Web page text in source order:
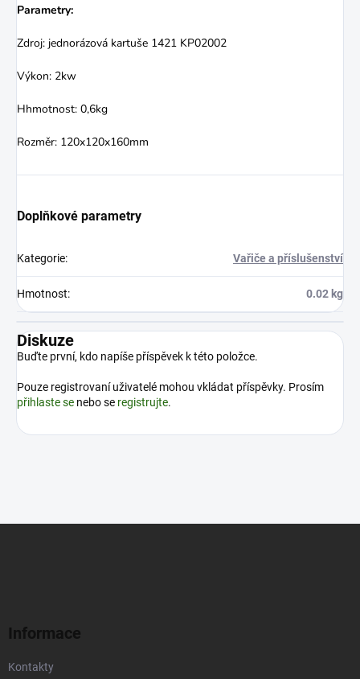
Parametry:
Zdroj: jednorázová kartuše 1421 KP02002
Výkon: 2kw
Hhmotnost: 0,6kg
Rozměr: 120x120x160mm
Doplňkové parametry
Kategorie: Vařiče a příslušenství
Hmotnost: 0.02 kg
Diskuze
Buďte první, kdo napíše příspěvek k této položce.
Pouze registrovaní uživatelé mohou vkládat příspěvky. Prosím
přihlaste se nebo se registrujte.
Informace
Kontakty